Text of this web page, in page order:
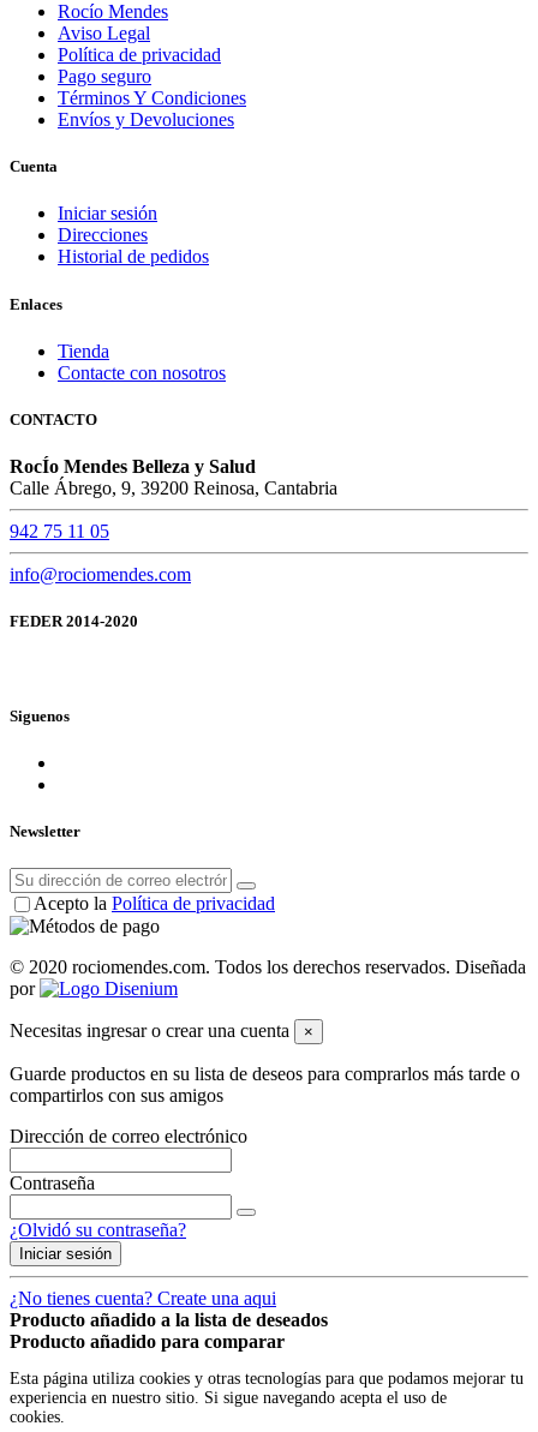
Rocío Mendes
Aviso Legal
Política de privacidad
Pago seguro
Términos Y Condiciones
Envíos y Devoluciones
Cuenta
Iniciar sesión
Direcciones
Historial de pedidos
Enlaces
Tienda
Contacte con nosotros
CONTACTO
RocÍo Mendes Belleza y Salud
Calle Ábrego, 9, 39200 Reinosa, Cantabria
942 75 11 05
info@rociomendes.com
FEDER 2014-2020
Siguenos
Newsletter
Acepto la Política de privacidad
© 2020 rociomendes.com. Todos los derechos reservados. Diseñada
por
Necesitas ingresar o crear una cuenta ×
Guarde productos en su lista de deseos para comprarlos más tarde o
compartirlos con sus amigos
Dirección de correo electrónico
Contraseña
¿Olvidó su contraseña?
Iniciar sesión
¿No tienes cuenta? Create una aqui
Producto añadido a la lista de deseados
Producto añadido para comparar
Esta página utiliza cookies y otras tecnologías para que podamos mejorar tu
experiencia en nuestro sitio. Si sigue navegando acepta el uso de
cookies.